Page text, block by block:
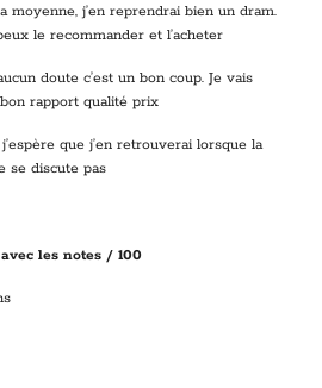
moyenne, j’en reprendrai bien un dram.
le recommander et l’acheter
doute c’est un bon coup. Je vais
rapport qualité prix
que j’en retrouverai lorsque la
se discute pas
les notes / 100